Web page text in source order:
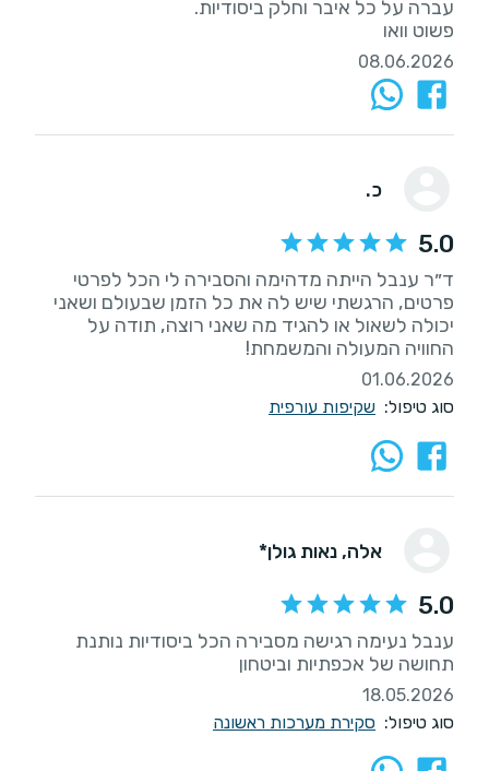
פשוט וואו
08.06.2026
כ.
5.0
ד״ר ענבל הייתה מדהימה והסבירה לי הכל לפרטי
פרטים, הרגשתי שיש לה את כל הזמן שבעולם ושאני
יכולה לשאול או להגיד מה שאני רוצה, תודה על
החוויה המעולה והמשמחת!
01.06.2026
סוג טיפול: שקיפות עורפית
אלה, נאות גולן*
5.0
ענבל נעימה רגישה מסבירה הכל ביסודיות נותנת
תחושה של אכפתיות וביטחון
18.05.2026
סוג טיפול: סקירת מערכות ראשונה